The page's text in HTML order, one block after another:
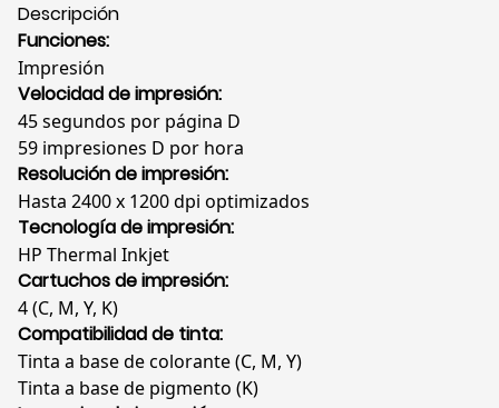
Descripción
Funciones:
Impresión
Velocidad de impresión:
45 segundos por página D
59 impresiones D por hora
Resolución de impresión:
Hasta 2400 x 1200 dpi optimizados
Tecnología de impresión:
HP Thermal Inkjet
Cartuchos de impresión:
4 (C, M, Y, K)
Compatibilidad de tinta:
Tinta a base de colorante (C, M, Y)
Tinta a base de pigmento (K)